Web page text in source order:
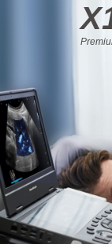
Sprache